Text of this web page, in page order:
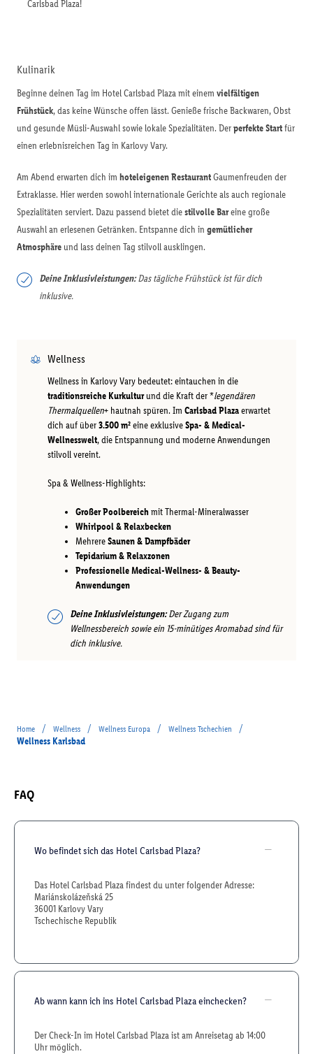
Carlsbad Plaza!
Kulinarik
Beginne deinen Tag im Hotel Carlsbad Plaza mit einem vielfältigen
Frühstück, das keine Wünsche offen lässt. Genieße frische Backwaren, Obst
und gesunde Müsli-Auswahl sowie lokale Spezialitäten. Derperfekte Startfür
einen erlebnisreichen Tag in Karlovy Vary.
Am Abend erwarten dich im hoteleigenen RestaurantGaumenfreuden der
Extraklasse. Hier werden sowohl internationale Gerichte als auch regionale
Spezialitäten serviert. Dazu passend bietet diestilvolle Bareine große
Auswahl an erlesenen Getränken. Entspanne dich in gemütlicher
Atmosphäre und lass deinen Tag stilvoll ausklingen.
Deine Inklusivleistungen:Das tägliche Frühstück ist für dich
inklusive.
Wellness
Wellness in Karlovy Vary bedeutet: eintauchen in die
traditionsreiche Kurkulturund die Kraft der *legendären
Thermalquellen+ hautnah spüren. Im Carlsbad Plazaerwartet
dich auf über3.500 m²eine exklusiveSpa- & Medical-
Wellnesswelt, die Entspannung und moderne Anwendungen
stilvoll vereint.
Spa & Wellness-Highlights:
Großer Poolbereichmit Thermal-Mineralwasser
Whirlpool & Relaxbecken
MehrereSaunen & Dampfbäder
Tepidarium & Relaxzonen
Professionelle Medical-Wellness- & Beauty-
Anwendungen
Deine Inklusivleistungen:Der Zugang zum
Wellnessbereich sowie ein 15-minütiges Aromabad sind für
dich inklusive.
Home / Wellness / Wellness Europa / Wellness Tschechien
/
Wellness Karlsbad
FAQ
Wo befindet sich das Hotel Carlsbad Plaza?
Das Hotel Carlsbad Plaza findest du unter folgender Adresse:
Mariánskolázeňská 25
36001 Karlovy Vary
Tschechische Republik
Ab wann kann ich ins Hotel Carlsbad Plaza einchecken?
Der Check-In im Hotel Carlsbad Plaza ist am Anreisetag ab 14:00
Uhr möglich.